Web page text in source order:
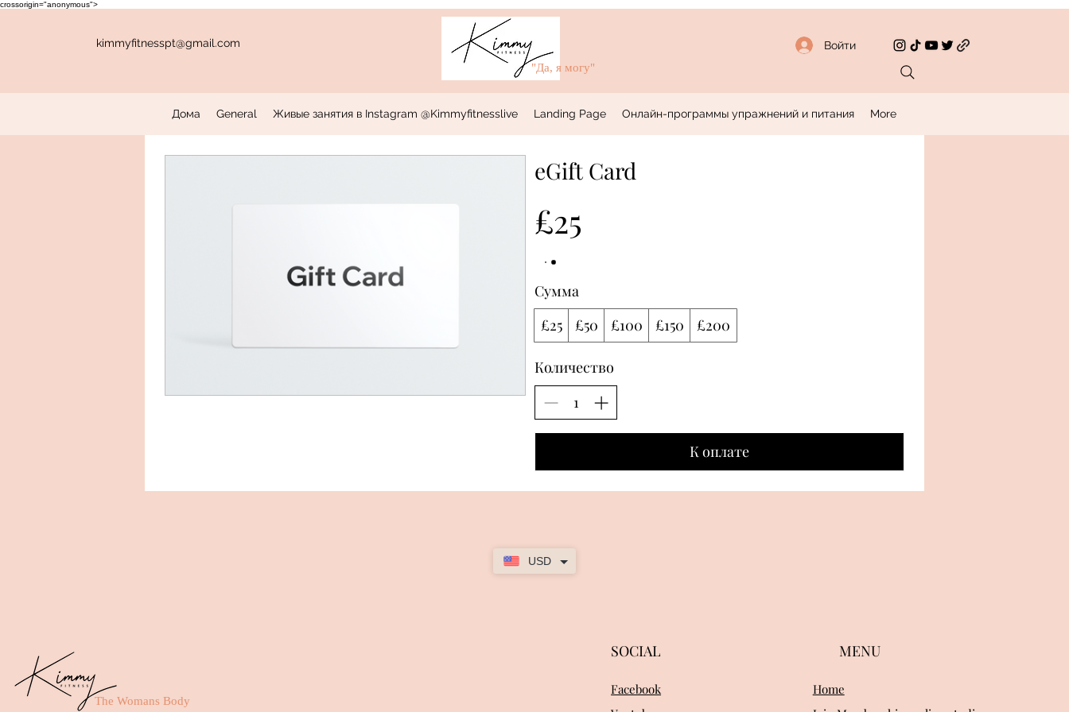
crossorigin="anonymous">
kimmyfitnesspt@gmail.com
"Да, я могу"
Войти
Дома General Живые занятия в Instagram @Kimmyfitnesslive Landing Page Онлайн-программы упражнений и питания More
eGift Card
£25
Сумма
£25
£50 £100 £150 £200
Количество
К оплате
USD
SOCIAL
Facebook
MENU
Home
The Womans Body